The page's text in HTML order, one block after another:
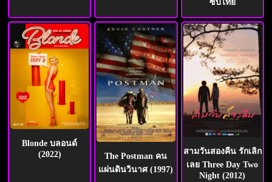
ซับไทย
Blonde บลอนด์
(2022)
The Postman คน
แผ่นดินวินาศ (1997)
สามวันสองคืน รักเลิก
เลย Three Day Two
Night (2012)